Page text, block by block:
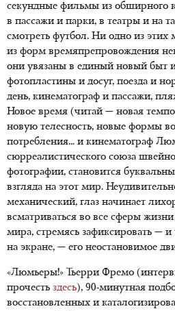
секундные фильмы из обширного
в пассажи и парки, в театры и на
смотреть футбол. Ни одно из этих
из форм времяпрепровождения
они увязаны в единый новый быт
фотопластины и досуг, поезда и
день, кинематограф и пассажи,
Новое время (читай — новая
новую телесность, новые формы
потребления... и кинематограф
сюрреалистического союза
фотографии, становится
взгляда на этот мир.
механический, глаз начинает
всматриваться во все сферы
мира, стремясь зафиксировать — и
на экране, — его неостановимое
«Люмьеры!» Тьерри Фремо
прочесть здесь), 90-минутная
восстановленных и